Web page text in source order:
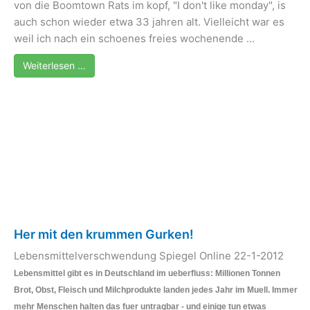
von die Boomtown Rats im kopf, "I don't like monday", is
auch schon wieder etwa 33 jahren alt. Vielleicht war es
weil ich nach ein schoenes freies wochenende ...
Weiterlesen …
Her mit den krummen Gurken!
Lebensmittelverschwendung Spiegel Online 22-1-2012
Lebensmittel gibt es in Deutschland im ueberfluss: Millionen Tonnen
Brot, Obst, Fleisch und Milchprodukte landen jedes Jahr im Muell. Immer
mehr Menschen halten das fuer untragbar - und einige tun etwas